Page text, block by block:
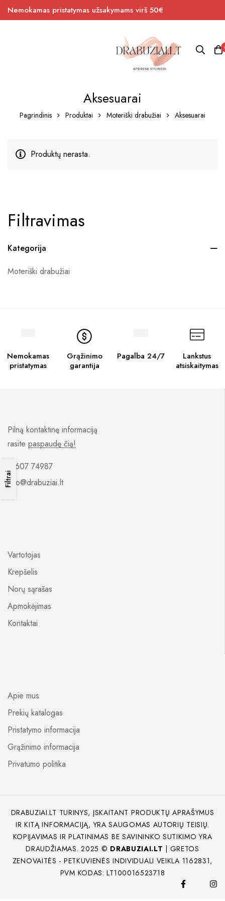
Nemokamas pristatymas užsakymams virš 50€
Aksesuarai
Pagrindinis Produktai Moteriški drabužiai Aksesuarai
Filtravimas
Kategorija
Moteriški drabužiai
Filtrai
Produktų nerasta.
Nemokamas
pristatymas
Grąžinimo
garantija
Pagalba 24/7
Lankstus
atsiskaitymas
Pilną kontaktinę informaciją
rasite paspaudę čią!
0 607 74987
info@drabuziai.lt
Vartotojas
Krepšelis
Norų sąrašas
Apmokėjimas
Kontaktai
Apie mus
Prekių katalogas
Pristatymo informacija
Grąžinimo informacija
Privatumo politika
DRABUZIAI.LT TURINYS, ĮSKAITANT PRODUKTŲ APRAŠYMUS
IR KITĄ INFORMACIJĄ, YRA SAUGOMAS AUTORIŲ TEISIŲ.
KOPIJAVIMAS IR PLATINIMAS BE SAVININKO SUTIKIMO YRA
DRAUDŽIAMAS. 2025 © DRABUZIAI.LT | GRETOS
ZENOVAITĖS - PETKUVIENĖS INDIVIDUALI VEIKLA 1162831,
PVM KODAS: LT100016523718